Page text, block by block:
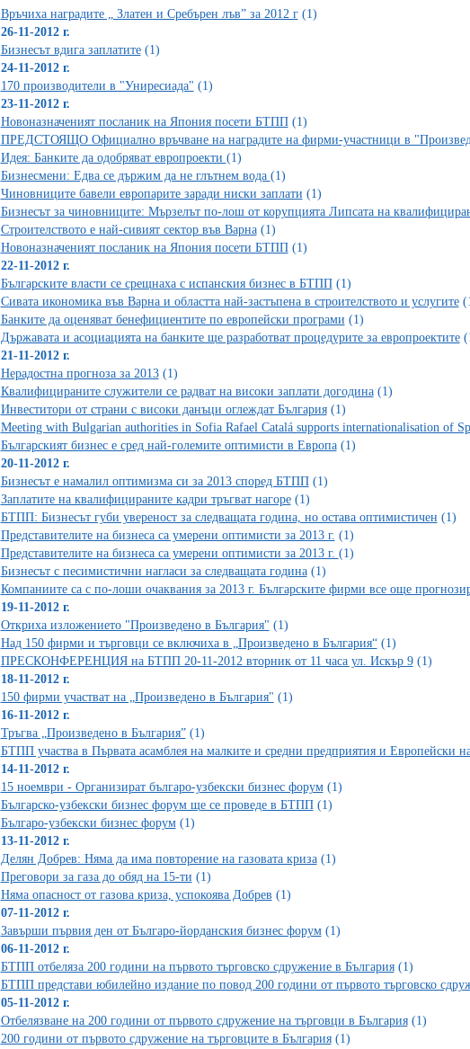
Връчиха наградите „ Златен и Сребърен лъв” за 2012 г(1)
26-11-2012 г.
Бизнесът вдига заплатите(1)
24-11-2012 г.
170 производители в "Униресиада" (1)
23-11-2012 г.
Новоназначеният посланик на Япония посети БТПП(1)
ПРЕДСТОЯЩО Официално връчване на наградите на фирми-участници в
Идея: Банките да одобряват европроекти (1)
Бизнесмени: Едва се държим да не глътнем вода (1)
Чиновниците бавели европарите заради ниски заплати (1)
Бизнесът за чиновниците: Мързелът по-лош от корупцията Липсата на
Строителството е най-сивият сектор във Варна(1)
Новоназначеният посланик на Япония посети БТПП(1)
22-11-2012 г.
Българските власти се срещнаха с испанския бизнес в БТПП(1)
Сивата икономика във Варна и областта най-застъпена в строителството и услугите
Банките да оценяват бенефициентите по европейски програми (1)
Държавата и асоциацията на банките ще разработват процедурите за европроектите
21-11-2012 г.
Нерадостна прогноза за 2013(1)
Квалифицираните служители се радват на високи заплати догодина(1)
Инвеститори от страни с високи данъци оглеждат България(1)
Meeting with Bulgarian authorities in Sofia Rafael Catalá supports internationalisation of
Българският бизнес е сред най-големите оптимисти в Европа(1)
20-11-2012 г.
Бизнесът е намалил оптимизма си за 2013 според БТПП(1)
Заплатите на квалифицираните кадри тръгват нагоре(1)
БТПП: Бизнесът губи увереност за следващата година, но остава оптимистичен (1)
Представителите на бизнеса са умерени оптимисти за 2013 г. (1)
Представителите на бизнеса са умерени оптимисти за 2013 г. (1)
Бизнесът с песимистични нагласи за следващата година(1)
Компаниите са с по-лоши очаквания за 2013 г. Българските фирми все още
19-11-2012 г.
Откриха изложението "Произведено в България" (1)
Над 150 фирми и търговци се включиха в „Произведено в България“(1)
ПРЕСКОНФЕРЕНЦИЯ на БТПП 20-11-2012 вторник от 11 часа ул. Искър 9(1)
18-11-2012 г.
150 фирми участват на „Произведено в България" (1)
16-11-2012 г.
Тръгва „Произведено в България”(1)
БТПП участва в Първата асамблея на малките и средни предприятия и Европейски
14-11-2012 г.
15 ноември - Организират българо-узбекски бизнес форум(1)
Българско-узбекски бизнес форум ще се проведе в БТПП(1)
Българо-узбекски бизнес форум(1)
13-11-2012 г.
Делян Добрев: Няма да има повторение на газовата криза(1)
Преговори за газа до обяд на 15-ти (1)
Няма опасност от газова криза, успокоява Добрев (1)
07-11-2012 г.
Завърши първия ден от Българо-йорданския бизнес форум(1)
06-11-2012 г.
БТПП отбеляза 200 години на първото търговско сдружение в България(1)
БТПП представи юбилейно издание по повод 200 години от първото търговско
05-11-2012 г.
Отбелязване на 200 години от първото сдружение на търговци в България(1)
200 години от първото сдружение на търговците в България(1)